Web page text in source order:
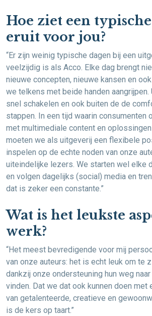
Hoe ziet een
eruit voor jou?
“Er zijn weinig typische dagen bij een
veelzijdig is als Acco. Elke dag brengt
nieuwe concepten, nieuwe kansen en
we telkens met beide handen
snel schakelen en ook buiten de de
stappen. In een tijd waarin consumenten
met multimediale content en
moeten we als uitgeverij een flexibele
inspelen op de echte noden van onze
uiteindelijke lezers. We starten wel elke
en volgen dagelijks (social) media en
dat is zeker een constante.”
Wat is het leukste
werk?
“Het meest bevredigende voor mij
van onze auteurs: het is echt leuk om te
dankzij onze ondersteuning hun weg
vinden. Dat we dat ook kunnen doen met
van getalenteerde, creatieve en
is de kers op taart.”